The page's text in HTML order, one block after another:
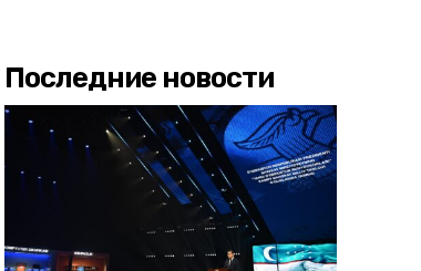
Последние новости